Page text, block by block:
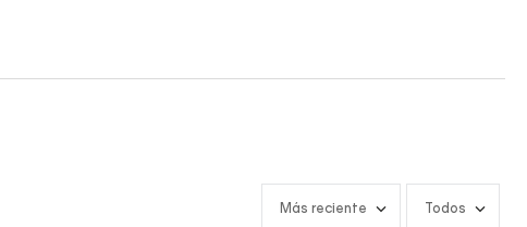
Más reciente Todos